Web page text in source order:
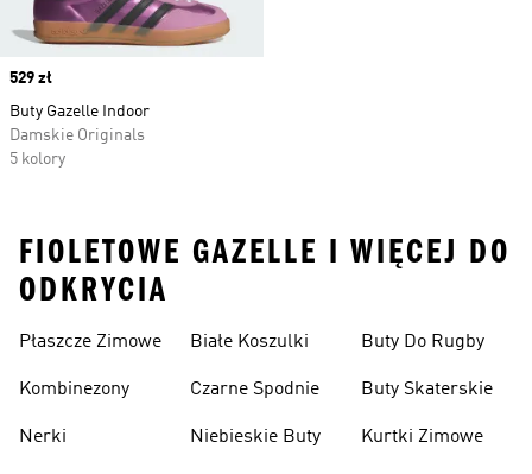
Price
529 zł
Buty Gazelle Indoor
Damskie Originals
5 kolory
FIOLETOWE GAZELLE I WIĘCEJ DO
ODKRYCIA
Płaszcze Zimowe
Kombinezony
Nerki
Białe Koszulki
Czarne Spodnie
Niebieskie Buty
Buty Do Rugby
Buty Skaterskie
Kurtki Zimowe